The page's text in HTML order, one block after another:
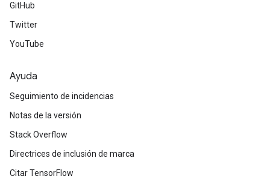
GitHub
Twitter
YouTube
Ayuda
Seguimiento de incidencias
Notas de la versión
Stack Overflow
Directrices de inclusión de marca
Citar TensorFlow